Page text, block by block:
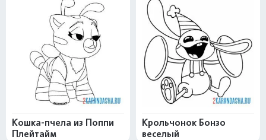
Кошка-пчела из Поппи
Плейтайм
Крольчонок Бонзо
веселый